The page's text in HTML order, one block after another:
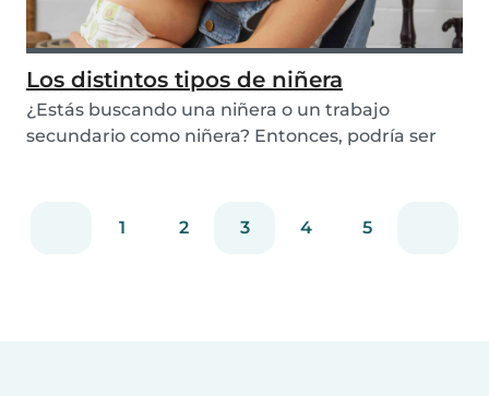
Los distintos tipos de niñera
¿Estás buscando una niñera o un trabajo
secundario como niñera? Entonces, podría ser
1 2 3 4 5